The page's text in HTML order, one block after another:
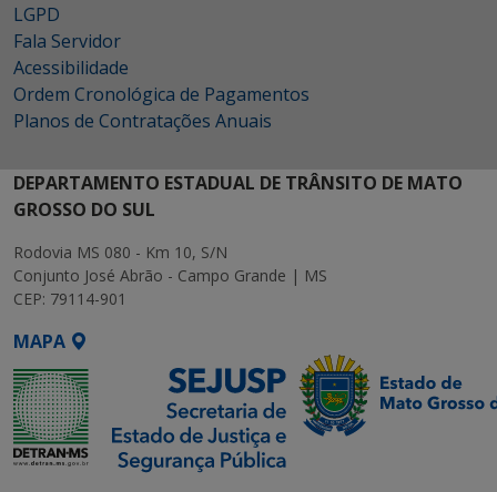
LGPD
Fala Servidor
Acessibilidade
Ordem Cronológica de Pagamentos
Planos de Contratações Anuais
DEPARTAMENTO ESTADUAL DE TRÂNSITO DE MATO
GROSSO DO SUL
Rodovia MS 080 - Km 10, S/N
Conjunto José Abrão - Campo Grande | MS
CEP: 79114-901
MAPA